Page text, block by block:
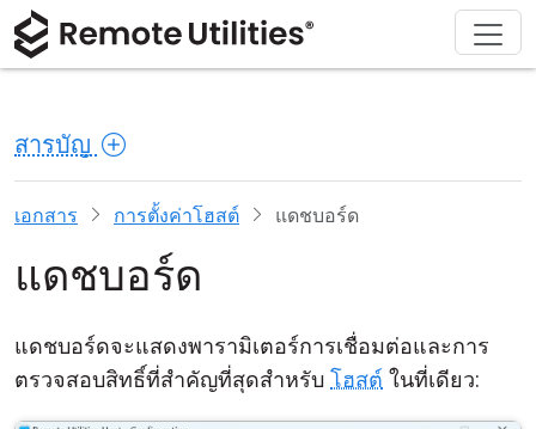
สารบัญ
เอกสาร การตั้งค่าโฮสต์ แดชบอร์ด
แดชบอร์ด
แดชบอร์ดจะแสดงพารามิเตอร์การเชื่อมต่อและการ
ตรวจสอบสิทธิ์ที่สำคัญที่สุดสำหรับ โฮสต์ ในที่เดียว:
ผลิตภัณฑ์
ความปลอดภัย
ภาพหน้าจอ
หมายเหตุประจำรุ่น
โหมดการเชื่อมต่อ
การเข้าถึงแบบไม่ต้องดูแล
โซลูชัน
การผลิตและการค้าปลีก
การดูแลสุขภาพ
การศึกษาและรัฐบาล
เทคโนโลยีสารสนเทศ
ดาวน์โหลด
macOS
Linux
iOS/Android
ซื้อ
ผู้ช่วยใบอนุญาต
อัปเกรดใบอนุญาตของคุณ
สนับสนุน
เอกสารประกอบ
ฐานความรู้
เกี่ยวกับ
ห้องข่าว
เขียนรีวิว